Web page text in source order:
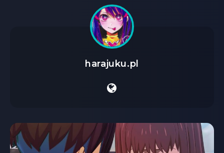
harajuku.pl